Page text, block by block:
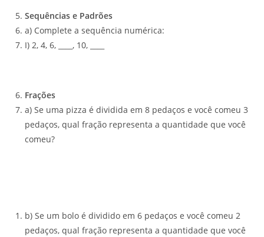
Sequências e Padrões
a) Complete a sequência numérica:
I) 2, 4, 6, ____, 10, ____
Frações
a) Se uma pizza é dividida em 8 pedaços e você comeu 3
pedaços, qual fração representa a quantidade que você
comeu?
b) Se um bolo é dividido em 6 pedaços e você comeu 2
pedaços, qual fração representa a quantidade que você